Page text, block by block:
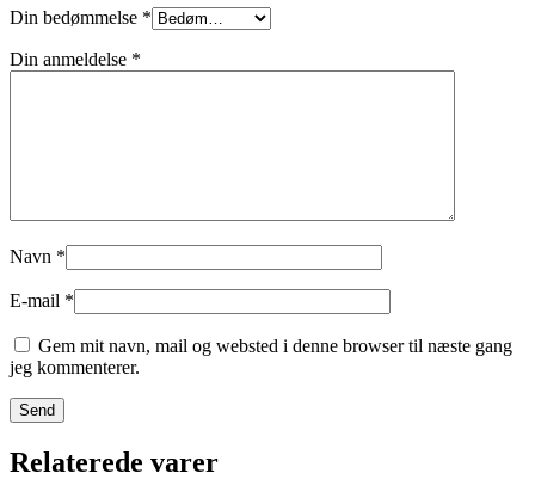
Din bedømmelse *
Din anmeldelse *
Navn *
E-mail *
Gem mit navn, mail og websted i denne browser til næste gang
jeg kommenterer.
Relaterede varer